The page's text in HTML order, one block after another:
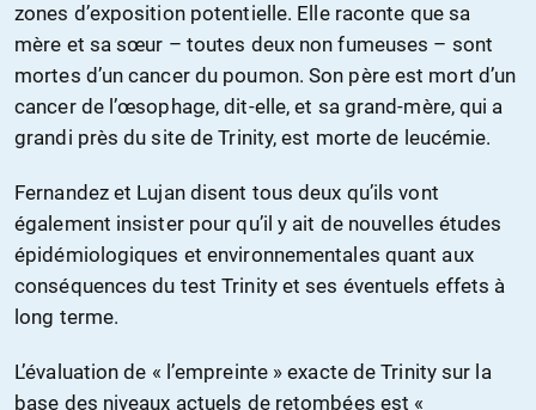
zones d’exposition potentielle. Elle raconte que sa
mère et sa sœur – toutes deux non fumeuses – sont
mortes d’un cancer du poumon. Son père est mort d’un
cancer de l’œsophage, dit-elle, et sa grand-mère, qui a
grandi près du site de Trinity, est morte de leucémie.
Fernandez et Lujan disent tous deux qu’ils vont
également insister pour qu’il y ait de nouvelles études
épidémiologiques et environnementales quant aux
conséquences du test Trinity et ses éventuels effets à
long terme.
L’évaluation de « l’empreinte » exacte de Trinity sur la
base des niveaux actuels de retombées est «